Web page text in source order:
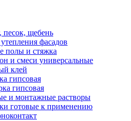
песок, щебень
фасадов
полы и стяжка
и смеси универсальные
клей
гипсовая
гипсовая
и монтажные растворы
готовые к применению